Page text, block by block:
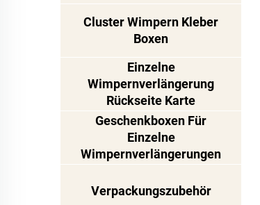
Cluster Wimpern Kleber
Boxen
Einzelne
Wimpernverlängerung
Rückseite Karte
Geschenkboxen Für
Einzelne
Wimpernverlängerungen
Verpackungszubehör